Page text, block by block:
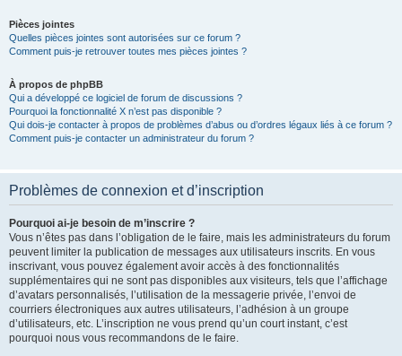
Pièces jointes
Quelles pièces jointes sont autorisées sur ce forum ?
Comment puis-je retrouver toutes mes pièces jointes ?
À propos de phpBB
Qui a développé ce logiciel de forum de discussions ?
Pourquoi la fonctionnalité X n’est pas disponible ?
Qui dois-je contacter à propos de problèmes d’abus ou d’ordres légaux liés à ce forum ?
Comment puis-je contacter un administrateur du forum ?
Problèmes de connexion et d’inscription
Pourquoi ai-je besoin de m’inscrire ?
Vous n’êtes pas dans l’obligation de le faire, mais les administrateurs du forum
peuvent limiter la publication de messages aux utilisateurs inscrits. En vous
inscrivant, vous pouvez également avoir accès à des fonctionnalités
supplémentaires qui ne sont pas disponibles aux visiteurs, tels que l’affichage
d’avatars personnalisés, l’utilisation de la messagerie privée, l’envoi de
courriers électroniques aux autres utilisateurs, l’adhésion à un groupe
d’utilisateurs, etc. L’inscription ne vous prend qu’un court instant, c’est
pourquoi nous vous recommandons de le faire.